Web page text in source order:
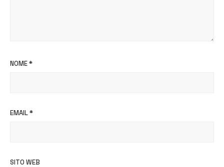
NOME*
EMAIL*
SITO WEB